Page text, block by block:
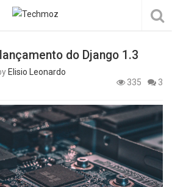
do Django 1.3
Elisio Leonardo
335
3